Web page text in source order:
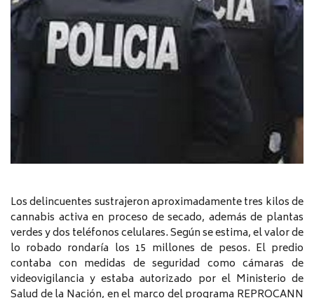
Los delincuentes sustrajeron aproximadamente tres kilos de
cannabis activa en proceso de secado, además de plantas
verdes y dos teléfonos celulares. Según se estima, el valor de
lo robado rondaría los 15 millones de pesos. El predio
contaba con medidas de seguridad como cámaras de
videovigilancia y estaba autorizado por el Ministerio de